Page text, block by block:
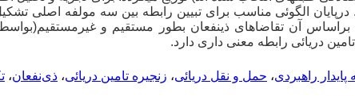
الگوئی مناسب برای تبیین رابطه بین سه مولفه اصلی
براساس آن تقاضاهای ذی­نفعان بطور مستقیم و
دریائی رابطه معنی ­داری دارد.
راهبردی، حمل و نقل دریائی، زنجیره تامین دریائی، ذی‌نفعان،